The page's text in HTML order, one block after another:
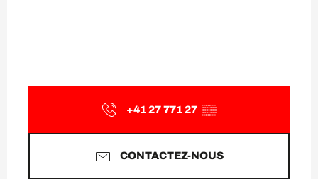
+41 27 771 27 ▒▒
CONTACTEZ-NOUS